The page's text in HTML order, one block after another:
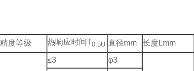
精度等级 热响应时间T0.5U 直径mm 长度Lmm
≤3 φ3